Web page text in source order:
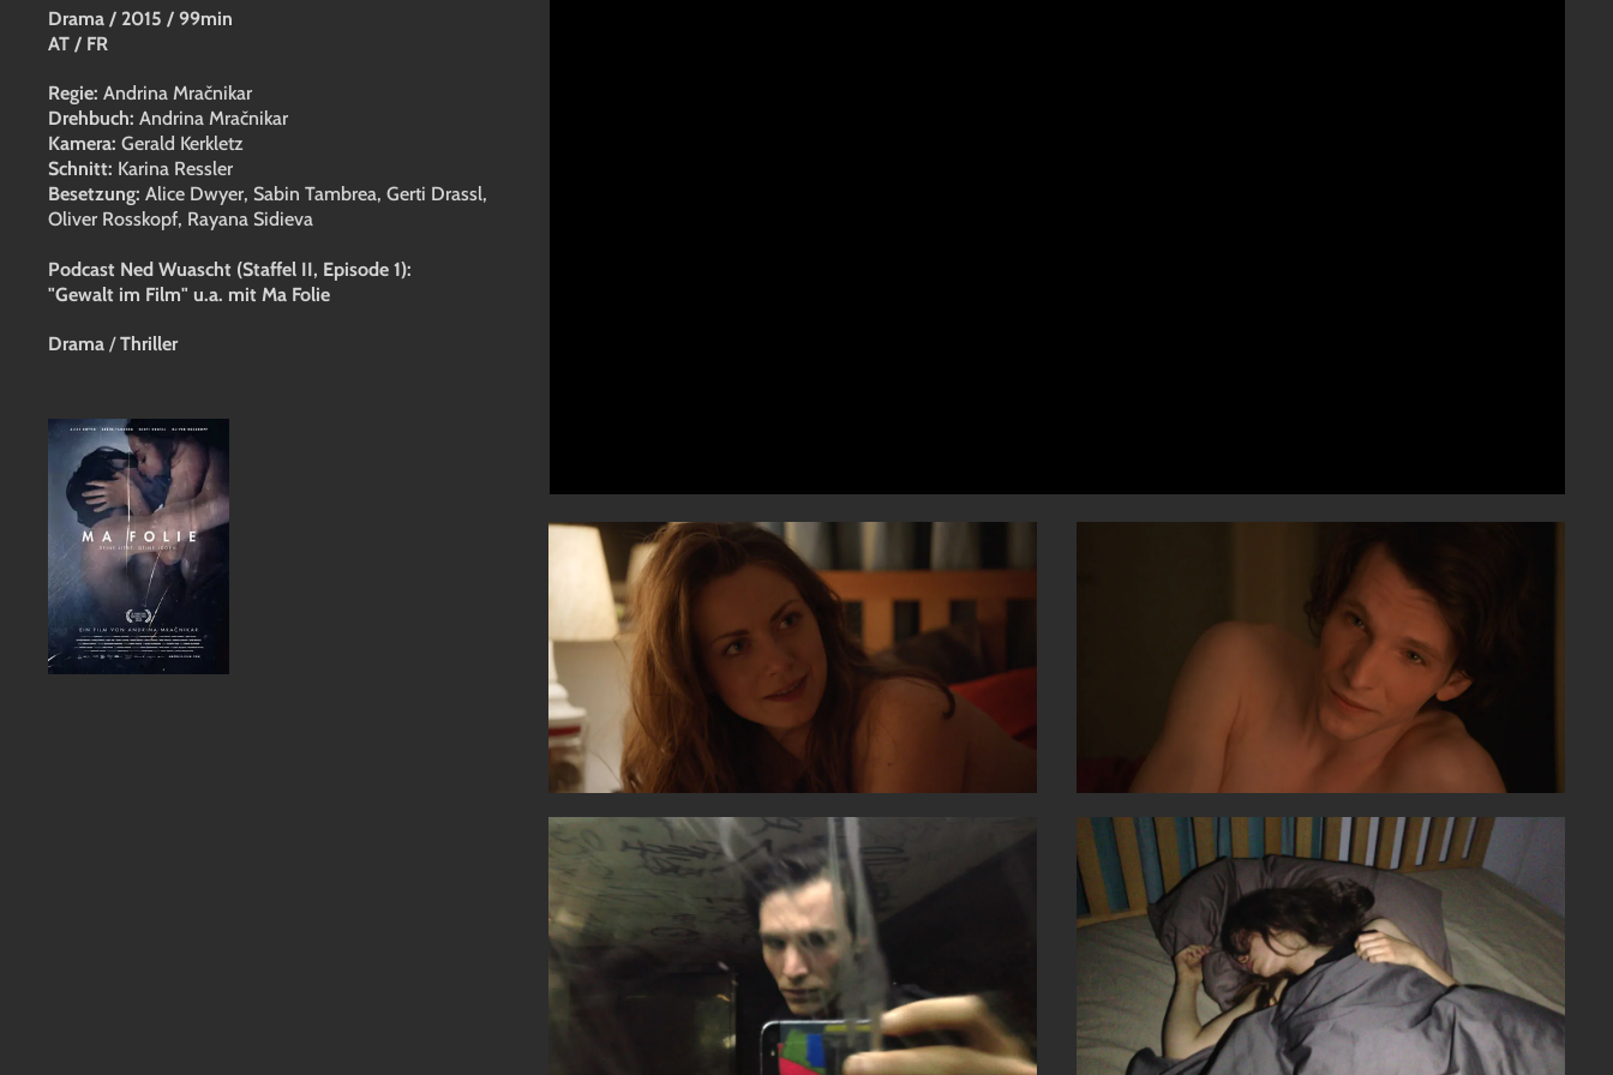
Drama / 2015 / 99min
AT / FR
Regie: Andrina Mračnikar
Drehbuch: Andrina Mračnikar
Kamera: Gerald Kerkletz
Schnitt: Karina Ressler
Besetzung: Alice Dwyer, Sabin Tambrea, Gerti Drassl,
Oliver Rosskopf, Rayana Sidieva
Podcast Ned Wuascht (Staffel II, Episode 1):
"Gewalt im Film" u.a. mit Ma Folie
Drama /Thriller